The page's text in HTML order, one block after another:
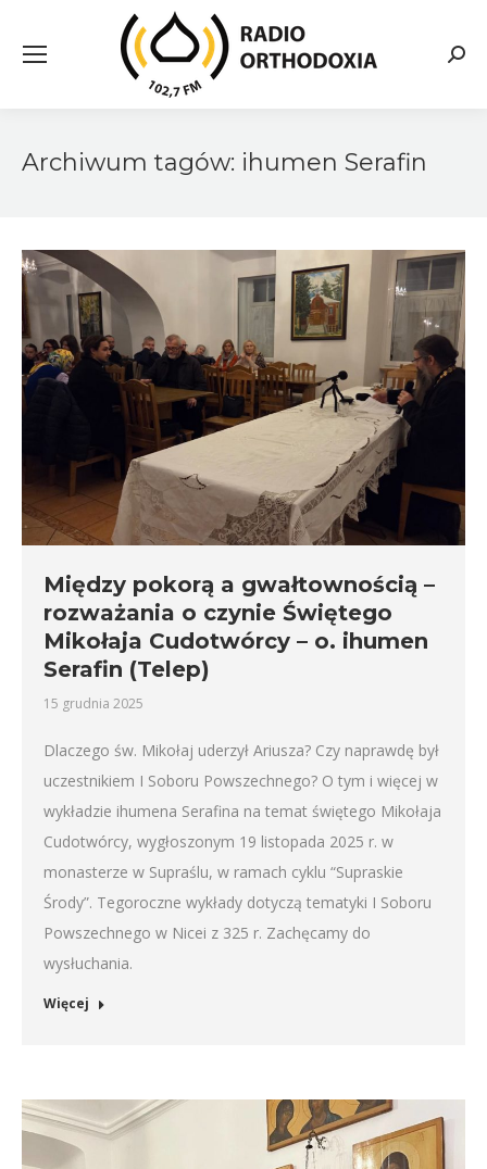
Archiwum tagów: ihumen Serafin
Między pokorą a gwałtownością –
rozważania o czynie Świętego
Mikołaja Cudotwórcy – o. ihumen
Serafin (Telep)
15 grudnia 2025
Dlaczego św. Mikołaj uderzył Ariusza? Czy naprawdę był
uczestnikiem I Soboru Powszechnego? O tym i więcej w
wykładzie ihumena Serafina na temat świętego Mikołaja
Cudotwórcy, wygłoszonym 19 listopada 2025 r. w
monasterze w Supraślu, w ramach cyklu “Supraskie
Środy”. Tegoroczne wykłady dotyczą tematyki I Soboru
Powszechnego w Nicei z 325 r. Zachęcamy do
wysłuchania.
Więcej